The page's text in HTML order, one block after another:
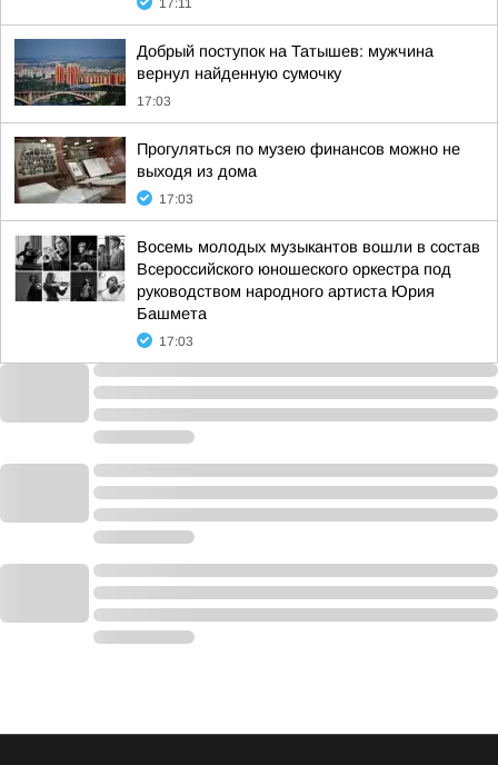
17:11
Добрый поступок на Татышев: мужчина
вернул найденную сумочку
17:03
Прогуляться по музею финансов можно не
выходя из дома
17:03
Восемь молодых музыкантов вошли в состав
Всероссийского юношеского оркестра под
руководством народного артиста Юрия
Башмета
17:03